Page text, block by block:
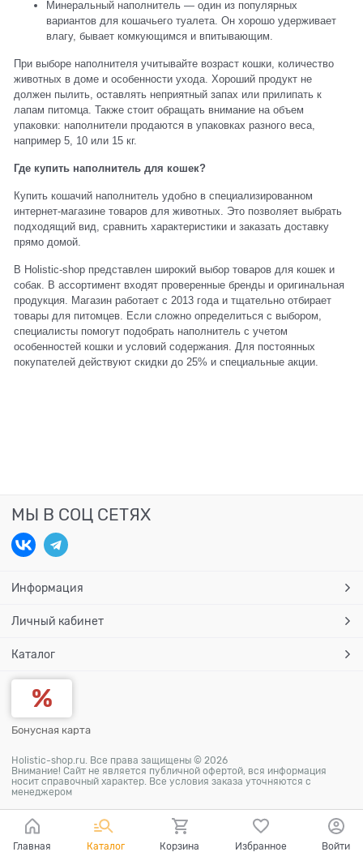
Минеральный наполнитель — один из популярных
вариантов для кошачьего туалета. Он хорошо удерживает
влагу, бывает комкующимся и впитывающим.
При выборе наполнителя учитывайте возраст кошки, количество
животных в доме и особенности ухода. Хороший продукт не
должен пылить, оставлять неприятный запах или прилипать к
лапам питомца. Также стоит обращать внимание на объем
упаковки: наполнители продаются в упаковках разного веса,
например 5, 10 или 15 кг.
Где купить наполнитель для кошек?
Купить кошачий наполнитель удобно в специализированном
интернет-магазине товаров для животных. Это позволяет выбрать
подходящий вид, сравнить характеристики и заказать доставку
прямо домой.
В Holistic-shop представлен широкий выбор товаров для кошек и
собак. В ассортимент входят проверенные бренды и оригинальная
продукция. Магазин работает с 2013 года и тщательно отбирает
товары для питомцев. Если сложно определиться с выбором,
специалисты помогут подобрать наполнитель с учетом
особенностей кошки и условий содержания. Для постоянных
покупателей действуют скидки до 25% и специальные акции.
МЫ В СОЦ СЕТЯХ
Информация
Личный кабинет
Каталог
Бонусная карта
Holistic-shop.ru. Все права защищены © 2026
Внимание! Сайт не является публичной офертой, вся информация
носит справочный характер. Все условия заказа уточняются с
менеджером
Главная Каталог Корзина Избранное Войти